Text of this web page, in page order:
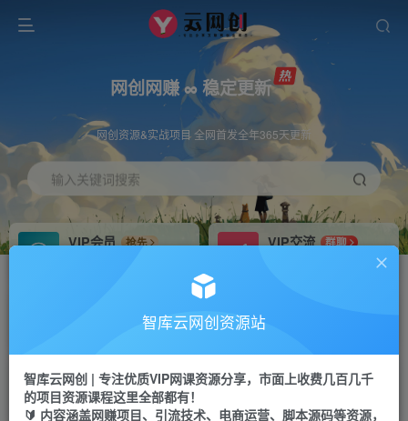
网创网赚 ∞ 稳定更新
网创资源&实战项目 全网首发全年365天更新
输入关键词搜索
VIP会员
抢先
VIP交流
群聊
研究探讨更多创业项目路子。
会员专属推广链接
网赚网创 项目
365天稳定跟新
APP下载
GO
智库云网创资源站
智库云网创 | 专注优质VIP网课资源分享，市面上收费几百几千
的项目资源课程这里全部都有！
🔰 内容涵盖网赚项目、引流技术、电商运营、脚本源码等资源，